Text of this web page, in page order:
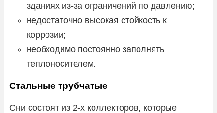
зданиях из-за ограничений по давлению;
недостаточно высокая стойкость к
коррозии;
необходимо постоянно заполнять
теплоносителем.
Стальные трубчатые
Они состоят из 2-х коллекторов, которые